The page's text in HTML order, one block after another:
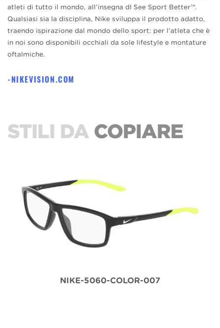
atleti di tutto il mondo, all’insegna dI See Sport Better™.
Qualsiasi sia la disciplina, Nike sviluppa il prodotto adatto,
traendo ispirazione dal mondo dello sport: per l’atleta che è
in noi sono disponibili occhiali da sole lifestyle e montature
oftalmiche.
NIKEVISION.COM
STILI DA COPIARE
NIKE-5060-COLOR-007